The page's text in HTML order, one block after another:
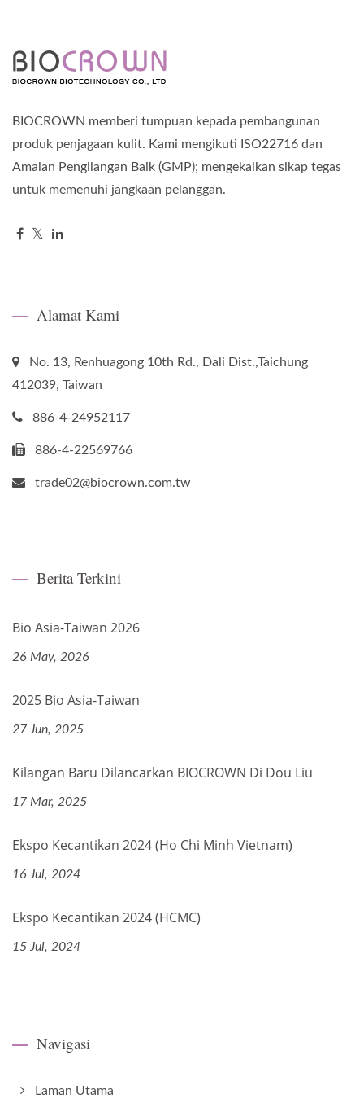
BIOCROWN memberi tumpuan kepada pembangunan
produk penjagaan kulit. Kami mengikuti ISO22716 dan
Amalan Pengilangan Baik (GMP); mengekalkan sikap tegas
untuk memenuhi jangkaan pelanggan.
Alamat Kami
No. 13, Renhuagong 10th Rd., Dali Dist.,Taichung
412039, Taiwan
886-4-24952117
886-4-22569766
trade02@biocrown.com.tw
Berita Terkini
Bio Asia-Taiwan 2026
26 May, 2026
2025 Bio Asia-Taiwan
27 Jun, 2025
Kilangan Baru Dilancarkan BIOCROWN Di Dou Liu
17 Mar, 2025
Ekspo Kecantikan 2024 (Ho Chi Minh Vietnam)
16 Jul, 2024
Ekspo Kecantikan 2024 (HCMC)
15 Jul, 2024
Navigasi
Laman Utama